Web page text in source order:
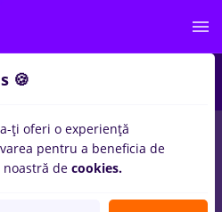
Full timeinRemote (de acasa)
Transport / Distributie, Medicina
🍪
ți oferi o experiență
pentru a beneficia de
noastră de cookies.